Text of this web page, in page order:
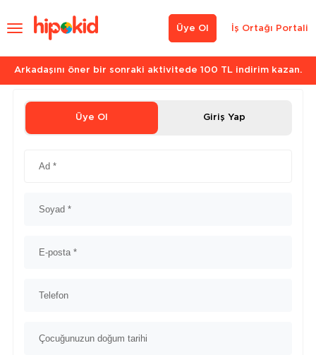
İş Ortağı Portali
Üye Ol
Arkadaşını öner bir sonraki aktivitede 100 TL indirim kazan.
Üye Ol Giriş Yap